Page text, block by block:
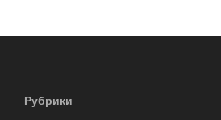
Рубрики